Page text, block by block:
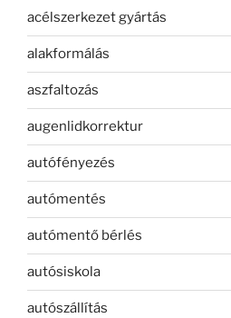
acélszerkezet gyártás
alakformálás
aszfaltozás
augenlidkorrektur
autófényezés
autómentés
autómentő bérlés
autósiskola
autószállítás